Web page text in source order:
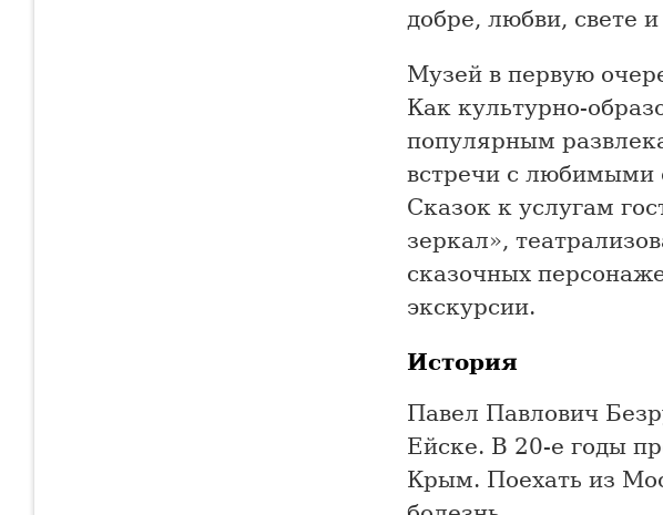
добре, любви, свете
Музей в первую
Как культурно-
популярным
встречи с любимыми
Сказок к услугам
зеркал»,
сказочных
экскурсии.
История
Павел Павлович
Ейске. В 20-е годы
Крым. Поехать из